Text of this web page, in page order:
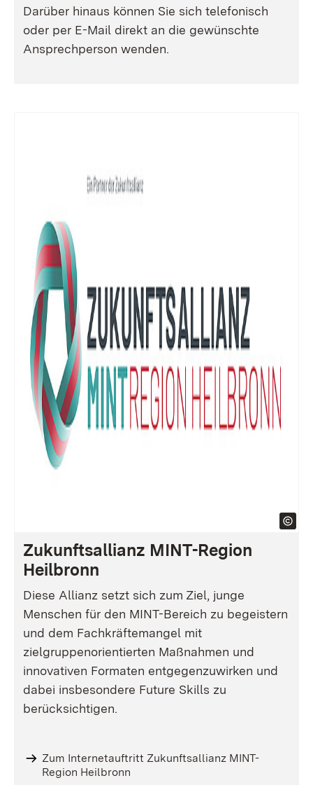
Darüber hinaus können Sie sich telefonisch
oder per E-Mail direkt an die gewünschte
Ansprechperson wenden.
Zukunftsallianz MINT-Region
Heilbronn
Diese Allianz setzt sich zum Ziel, junge
Menschen für den MINT-Bereich zu begeistern
und dem Fachkräftemangel mit
zielgruppenorientierten Maßnahmen und
innovativen Formaten entgegenzuwirken und
dabei insbesondere Future Skills zu
berücksichtigen.
Zum Internetauftritt Zukunftsallianz MINT-
Region Heilbronn